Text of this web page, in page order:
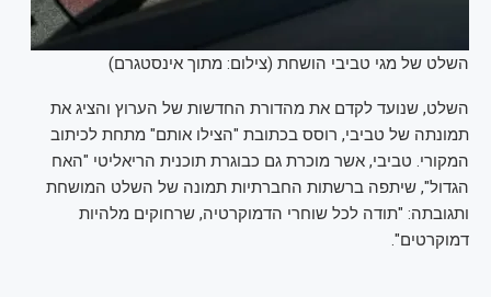
השלט של מגי טביבי הושחת (צילום: מתוך אינסטגרם)
השלט, שנועד לקדם את מהדורת החדשות של הערוץ והציג את
תמונתה של טביבי, רוסס בכתובת "הצילו אותם" מתחת לכיתוב
המקורי. טביבי, אשר מוכרת גם כבוגרת תוכנית הריאליטי "האח
הגדול", שיתפה ברשתות החברתיות תמונה של השלט המושחת
ותגובתה: "תודה לכל שוחרי הדמוקרטיה, שרחוקים מלהיות
דמוקרטים".